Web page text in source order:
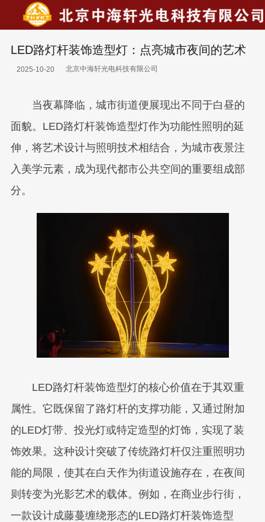
LED路灯杆装饰造型灯：点亮城市夜间的艺术
2025-10-20 北京中海轩光电科技有限公司
当夜幕降临，城市街道便展现出不同于白昼的
面貌。LED路灯杆装饰造型灯作为功能性照明的延
伸，将艺术设计与照明技术相结合，为城市夜景注
入美学元素，成为现代都市公共空间的重要组成部
分。
LED路灯杆装饰造型灯的核心价值在于其双重
属性。它既保留了路灯杆的支撑功能，又通过附加
的LED灯带、投光灯或特定造型的灯饰，实现了装
饰效果。这种设计突破了传统路灯杆仅注重照明功
能的局限，使其在白天作为街道设施存在，在夜间
则转变为光影艺术的载体。例如，在商业步行街，
一款设计成藤蔓缠绕形态的LED路灯杆装饰造型